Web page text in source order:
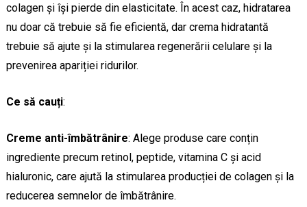
colagen și își pierde din elasticitate. În acest caz, hidratarea
nu doar că trebuie să fie eficientă, dar crema hidratantă
trebuie să ajute și la stimularea regenerării celulare și la
prevenirea apariției ridurilor.
Ce să cauți:
Creme anti-îmbătrânire: Alege produse care conțin
ingrediente precum retinol, peptide, vitamina C și acid
hialuronic, care ajută la stimularea producției de colagen și la
reducerea semnelor de îmbătrânire.